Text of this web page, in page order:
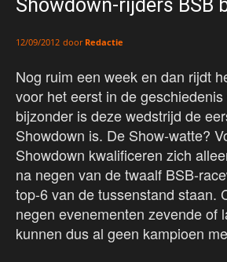
Showdown-rijders BSB
12/09/2012 door Redactie
Nog ruim een week en dan rijdt
voor het eerst in de
bijzonder is deze wedstrijd de
Showdown is. De Show-watte?
Showdown kwalificeren zich
na negen van de twaalf BSB-
top-6 van de tussenstand staan.
negen evenementen zevende of
kunnen dus al geen kampioen